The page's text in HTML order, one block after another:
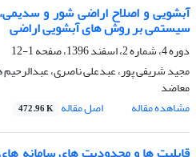
آبشویی و اصلاح اراضی شور و
سیستمی بر روش های آبشویی اراضی
دوره 4، شماره 2، اسفند 1396، صفحه
1-12
مجید شریفی پور، عبدعلی ناصری،
معاضد
مشاهده مقاله
اصل مقاله 472.96 K